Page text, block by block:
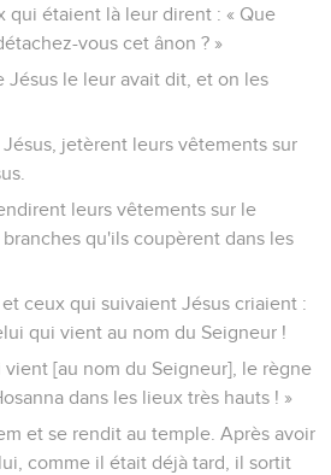
qui étaient là leur dirent : « Que
vous cet ânon ? »
Jésus le leur avait dit, et on les
jetèrent leurs vêtements sur
leurs vêtements sur le
qu'ils coupèrent dans les
ceux qui suivaient Jésus criaient :
qui vient au nom du Seigneur !
[au nom du Seigneur], le règne
dans les lieux très hauts ! »
et se rendit au temple. Après avoir
comme il était déjà tard, il sortit